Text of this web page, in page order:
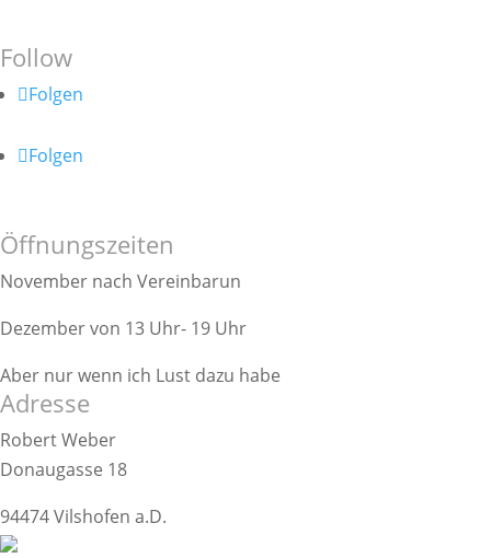
Follow
Folgen
Folgen
Öffnungszeiten
November nach Vereinbarun
Dezember von 13 Uhr- 19 Uhr
Aber nur wenn ich Lust dazu habe
Adresse
Robert Weber
Donaugasse 18
94474 Vilshofen a.D.